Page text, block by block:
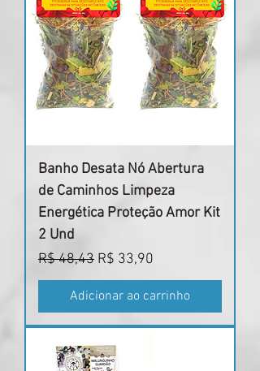
Banho Desata Nó Abertura
de Caminhos Limpeza
Energética Proteção Amor Kit
2 Und
Preço normal
R$ 48,43 Preço promocional
R$ 33,90
Adicionar ao carrinho